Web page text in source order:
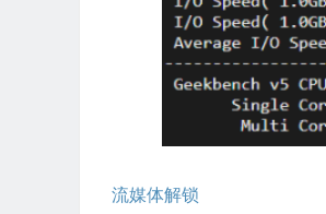
流媒体解锁